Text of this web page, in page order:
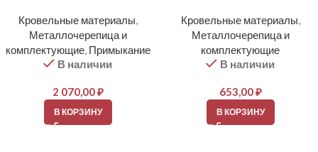
Кровельные материалы,
Металлочерепица и
комплектующие, Примыкание
В наличии
2 070,00₽
В КОРЗИНУ
Кровельные материалы,
Металлочерепица и
комплектующие
В наличии
653,00₽
В КОРЗИНУ